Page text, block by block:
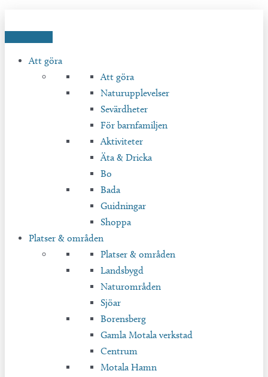
till
innehåll
Att göra
Att göra
Naturupplevelser
Sevärdheter
För barnfamiljen
Aktiviteter
Äta & Dricka
Bo
Bada
Guidningar
Shoppa
Platser & områden
Platser & områden
Landsbygd
Naturområden
Sjöar
Borensberg
Gamla Motala verkstad
Centrum
Motala Hamn